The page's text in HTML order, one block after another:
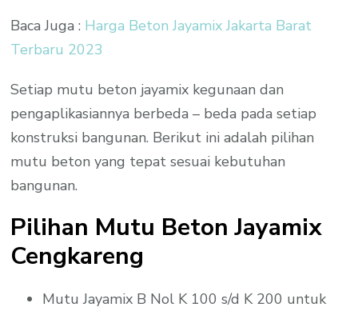
Baca Juga : Harga Beton Jayamix Jakarta Barat
Terbaru 2023
Setiap mutu beton jayamix kegunaan dan
pengaplikasiannya berbeda – beda pada setiap
konstruksi bangunan. Berikut ini adalah pilihan
mutu beton yang tepat sesuai kebutuhan
bangunan.
Pilihan Mutu Beton Jayamix
Cengkareng
Mutu Jayamix B Nol K 100 s/d K 200 untuk